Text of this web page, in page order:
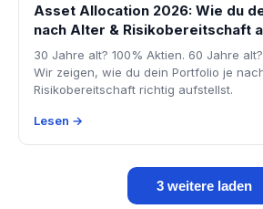
Asset Allocation 2026: Wie du
nach Alter & Risikobereitschaft
30 Jahre alt? 100% Aktien. 60 Jahre
Wir zeigen, wie du dein Portfolio je
Risikobereitschaft richtig aufstellst.
Lesen →
3 weitere laden